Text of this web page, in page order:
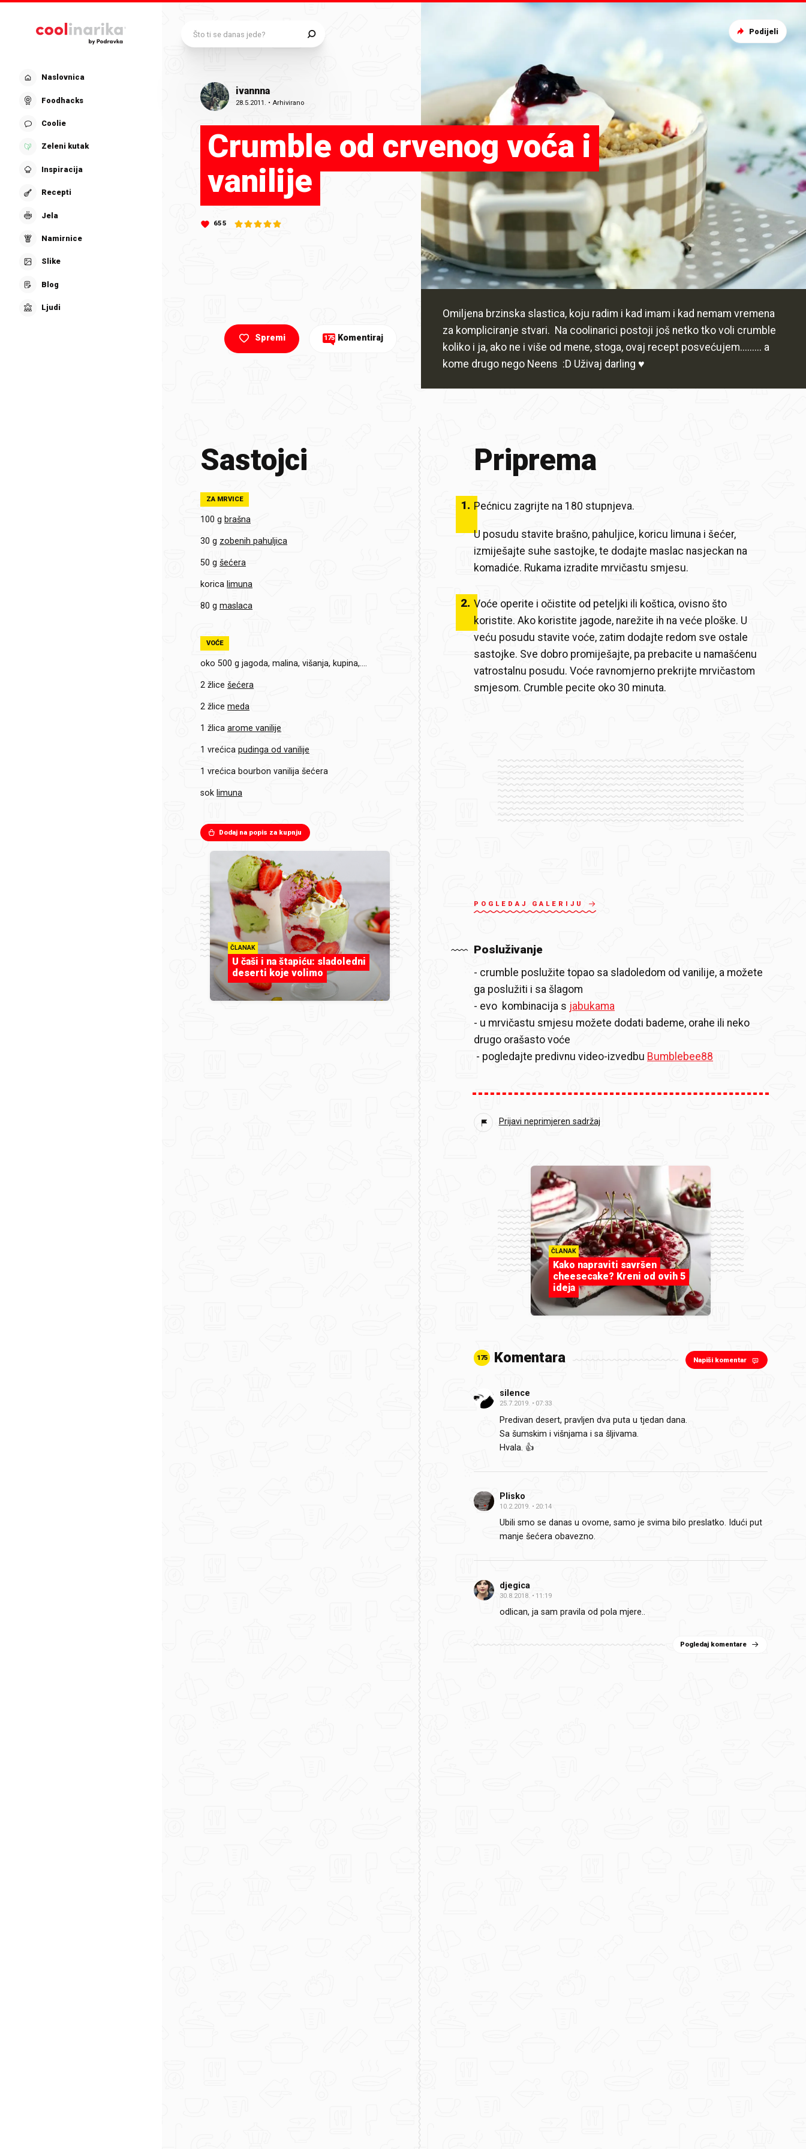
Naslovnica
Foodhacks
Coolie
Zeleni kutak
Inspiracija
Recepti
Jela
Namirnice
Slike
Blog
Ljudi
ivannna
28.5.2011. •Arhivirano
Crumble od crvenog voća i
vanilije
655
Omiljena brzinska slastica, koju radim i kad imam i kad nemam vremena
za kompliciranje stvari. Na coolinarici postoji još netko tko voli crumble
koliko i ja, ako ne i više od mene, stoga, ovaj recept posvećujem......... a
kome drugo nego Neens :D Uživaj darling ♥
Spremi 175 Komentiraj
Podijeli
Sastojci
ZA MRVICE
100 g brašna
30 g zobenih pahuljica
50 g šećera
korica limuna
80 g maslaca
VOĆE
oko 500 g jagoda, malina, višanja, kupina,....
2 žlice šećera
2 žlice meda
1 žlica arome vanilije
1 vrećica pudinga od vanilije
1 vrećica bourbon vanilija šećera
sok limuna
Dodaj na popis za kupnju
ČLANAK
U čaši i na štapiću: sladoledni
deserti koje volimo
Priprema
1. Pećnicu zagrijte na 180 stupnjeva.
U posudu stavite brašno, pahuljice, koricu limuna i šećer,
izmiješajte suhe sastojke, te dodajte maslac nasjeckan na
komadiće. Rukama izradite mrvičastu smjesu.
2. Voće operite i očistite od peteljki ili koštica, ovisno što
koristite. Ako koristite jagode, narežite ih na veće ploške. U
veću posudu stavite voće, zatim dodajte redom sve ostale
sastojke. Sve dobro promiješajte, pa prebacite u namašćenu
vatrostalnu posudu. Voće ravnomjerno prekrijte mrvičastom
smjesom. Crumble pecite oko 30 minuta.
POGLEDAJ GALERIJU
Posluživanje
- crumble poslužite topao sa sladoledom od vanilije, a možete
ga poslužiti i sa šlagom
- evo kombinacija s jabukama
- u mrvičastu smjesu možete dodati bademe, orahe ili neko
drugo orašasto voće
- pogledajte predivnu video-izvedbu Bumblebee88
Prijavi neprimjeren sadržaj
ČLANAK
Kako napraviti savršen
cheesecake? Kreni od ovih 5
ideja
175 Komentara Napiši komentar
silence
25.7.2019. 07:33
Predivan desert, pravljen dva puta u tjedan dana.
Sa šumskim i višnjama i sa šljivama.
Hvala. 👍
Plisko
10.2.2019. 20:14
Ubili smo se danas u ovome, samo je svima bilo preslatko. Idući put
manje šećera obavezno.
djegica
30.8.2018. 11:19
odlican, ja sam pravila od pola mjere..
Pogledaj komentare
Što ti se danas jede?